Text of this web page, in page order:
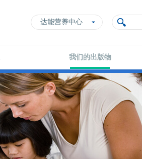
达能营养中心
我们的出版物